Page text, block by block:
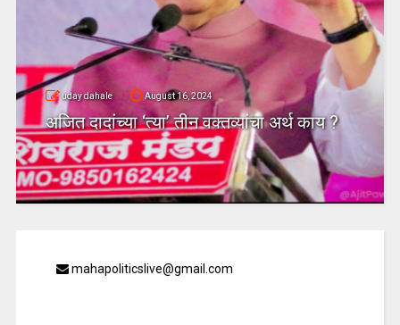
uday dahale August 16, 2024
अजित दादांच्या ‘त्या’ तीन वक्तव्यांचा अर्थ काय ?
mahapoliticslive@gmail.com